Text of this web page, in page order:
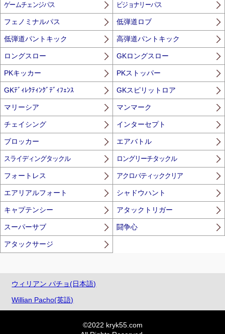
ゲームチェンジパス ビジョナリーパス
フェノミナルパス 低弾道ロブ
低弾道パントキック 高弾道パントキック
ロングスロー GKロングスロー
PKキッカー PKストッパー
GKﾃﾞｨﾚｸﾃｨﾝｸﾞﾃﾞｨﾌｪﾝｽ GKスピリットロア
マリーシア マンマーク
チェイシング インターセプト
ブロッカー エアバトル
スライディングタックル ロングリーチタックル
フォートレス アクロバティッククリア
エアリアルフォート シャドウハント
キャプテンシー アタックトリガー
スーパーサブ 闘争心
アタックサージ
ウィリアン パチョ(日本語)
Willian Pacho(英語)
©2022 kryk55.com